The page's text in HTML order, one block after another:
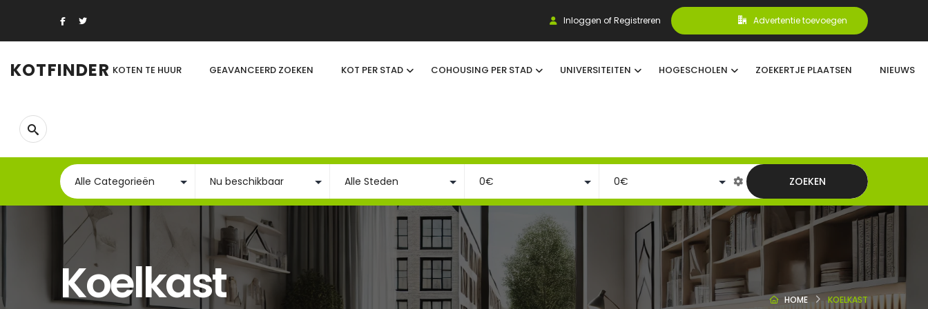
Inloggen of Registreren Advertentie toevoegen
KOTFINDER KOTEN TE HUUR GEAVANCEERD ZOEKEN KOT PER STAD COHOUSING PER STAD UNIVERSITEITEN HOGESCHOLEN ZOEKERTJE PLAATSEN NIEUWS
ZOEKEN
Koelkast HOME KOELKAST